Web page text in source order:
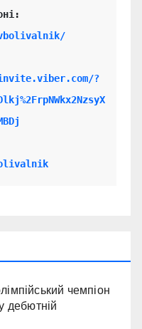
vbolivalnik/
?
чемпіон
дебютній